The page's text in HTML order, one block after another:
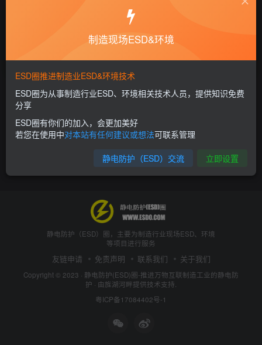
ESD材料：半导体/薄膜包装防静电材
ESD产品 行业新闻
6年前 3.7W+
静电防护（ESD）圈，主要为制造行业现场ESD、环境
等项目进行服务
友链申请 免责声明 联系我们 关于我们
Copyright © 2023 · 静电防护(ESD)圈-推进万物互联制造工业的静电防
护 · 由旌湖河畔提供技术支持.
粤ICP备17084402号-1
制造现场ESD&环境
ESD圈推进制造业ESD&环境技术
ESD圈为从事制造行业ESD、环境相关技术人员，提供知识免费
分享
ESD圈有你们的加入，会更加美好
若您在使用中对本站有任何建议或想法可联系管理
静电防护（ESD）交流 立即设置